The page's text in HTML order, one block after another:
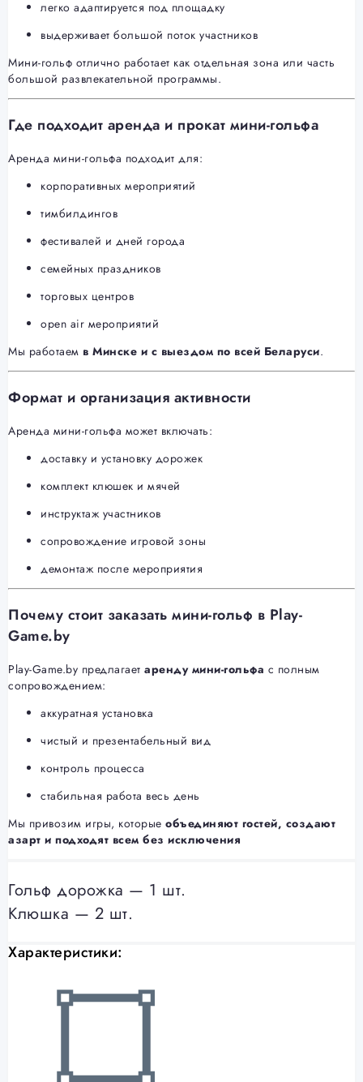
легко адаптируется под площадку
выдерживает большой поток участников
Мини-гольф отлично работает как отдельная зона или часть
большой развлекательной программы.
Где подходит аренда и прокат мини-гольфа
Аренда мини-гольфа подходит для:
корпоративных мероприятий
тимбилдингов
фестивалей и дней города
семейных праздников
торговых центров
open air мероприятий
Мы работаем в Минске и с выездом по всей Беларуси.
Формат и организация активности
Аренда мини-гольфа может включать:
доставку и установку дорожек
комплект клюшек и мячей
инструктаж участников
сопровождение игровой зоны
демонтаж после мероприятия
Почему стоит заказать мини-гольф в Play-
Game.by
Play-Game.by предлагает аренду мини-гольфа с полным
сопровождением:
аккуратная установка
чистый и презентабельный вид
контроль процесса
стабильная работа весь день
Мы привозим игры, которые объединяют гостей, создают
азарт и подходят всем без исключения
Гольф дорожка — 1 шт.
Клюшка — 2 шт.
Характеристики: